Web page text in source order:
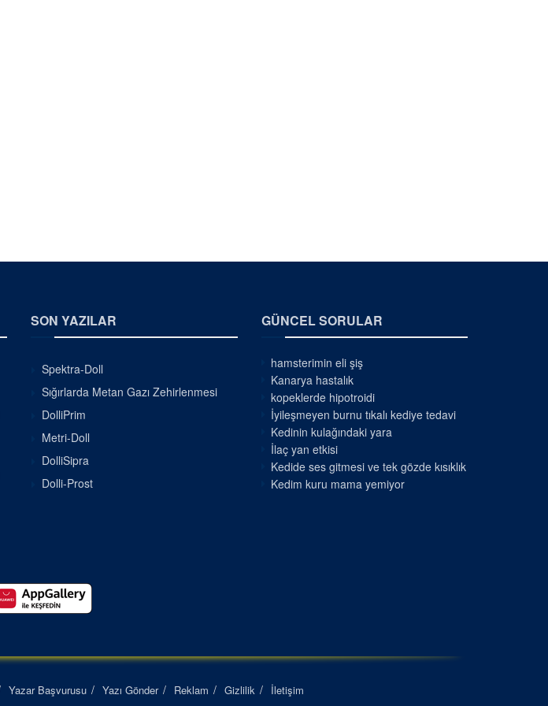
SON YAZILAR
Spektra-Doll
Sığırlarda Metan Gazı Zehirlenmesi
DolliPrim
Metri-Doll
DolliSipra
Dolli-Prost
GÜNCEL SORULAR
hamsterimin eli şiş
Kanarya hastalık
kopeklerde hipotroidi
İyileşmeyen burnu tıkalı kediye tedavi
Kedinin kulağındaki yara
İlaç yan etkisi
Kedide ses gitmesi ve tek gözde kısıklık
Kedim kuru mama yemiyor
Yazar Başvurusu Yazı Gönder Reklam Gizlilik İletişim